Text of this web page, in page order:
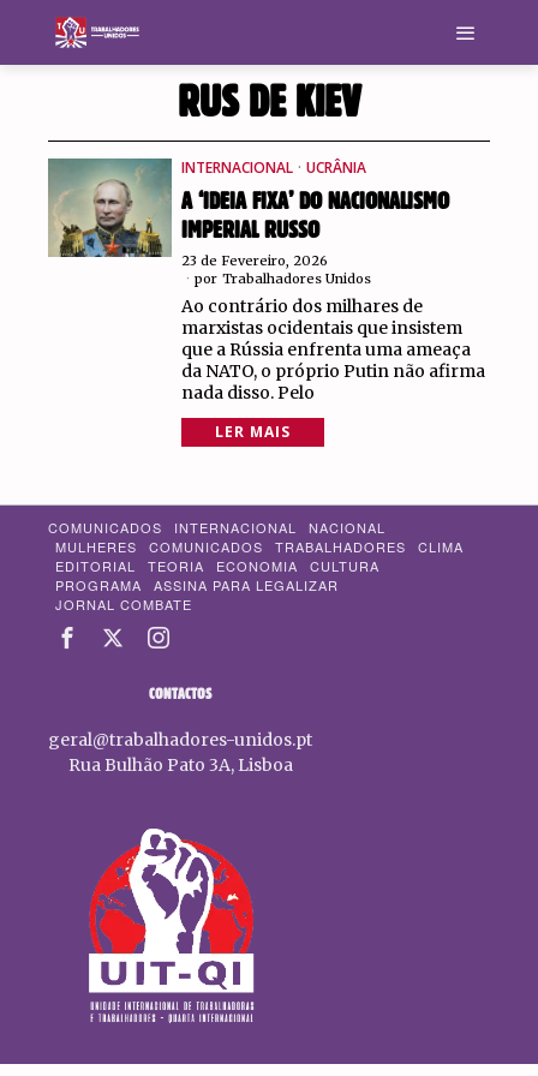
RUS DE KIEV
INTERNACIONAL · UCRÂNIA
A ‘IDEIA FIXA’ DO NACIONALISMO
IMPERIAL RUSSO
23 de Fevereiro, 2026
por Trabalhadores Unidos
Ao contrário dos milhares de
marxistas ocidentais que insistem
que a Rússia enfrenta uma ameaça
da NATO, o próprio Putin não afirma
nada disso. Pelo
LER MAIS
COMUNICADOS INTERNACIONAL
NACIONAL
MULHERES
COMUNICADOS TRABALHADORES
CLIMA
EDITORIAL
TEORIA ECONOMIA
CULTURA
PROGRAMA
ASSINA PARA LEGALIZAR
JORNAL COMBATE
CONTACTOS
geral@trabalhadores-unidos.pt
Rua Bulhão Pato 3A, Lisboa